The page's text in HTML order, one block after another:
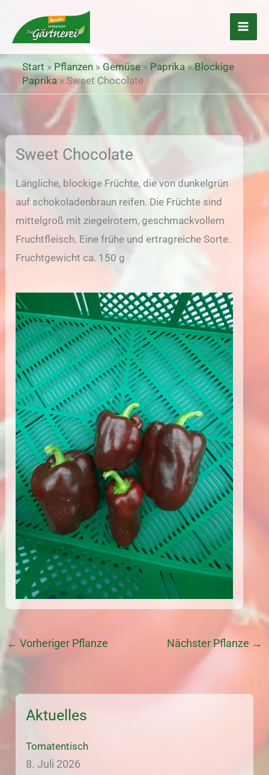
Inhalt
springen
Start » Pflanzen » Gemüse » Paprika»Blockige
Paprika»Sweet Chocolate
Sweet Chocolate
Längliche, blockige Früchte, die von dunkelgrün
auf schokoladenbraun reifen. Die Früchte sind
mittelgroß mit ziegelrotem, geschmackvollem
Fruchtfleisch. Eine frühe und ertragreiche Sorte.
Fruchtgewicht ca. 150 g
← Vorheriger Pflanze Nächster Pflanze →
Aktuelles
Tomatentisch
8. Juli 2026